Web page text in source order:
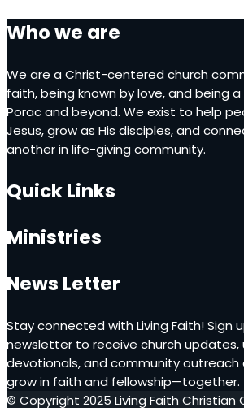
Who we are
We are a Christ-centered church
faith, being known by love, and being
Porac and beyond. We exist to help
Jesus, grow as His disciples, and
another in life-giving community.
Quick Links
Ministries
News Letter
Stay connected with Living Faith! Sign
newsletter to receive church updates,
devotionals, and community outreach
grow in faith and fellowship—together.
© Copyright 2025 Living Faith Christian